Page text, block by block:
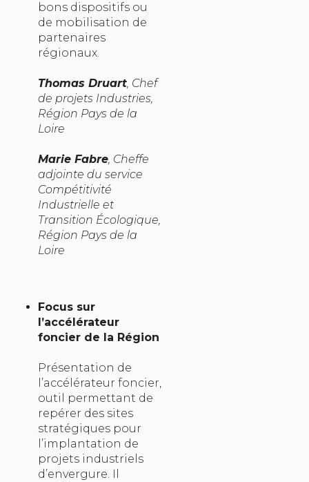
bons dispositifs ou
de mobilisation de
partenaires
régionaux.
Thomas Druart, Chef
de projets Industries,
Région Pays de la
Loire
Marie Fabre, Cheffe
adjointe du service
Compétitivité
Industrielle et
Transition Écologique,
Région Pays de la
Loire
Focus sur
l’accélérateur
foncier de la Région
Présentation de
l’accélérateur foncier,
outil permettant de
repérer des sites
stratégiques pour
l’implantation de
projets industriels
d’envergure. Il